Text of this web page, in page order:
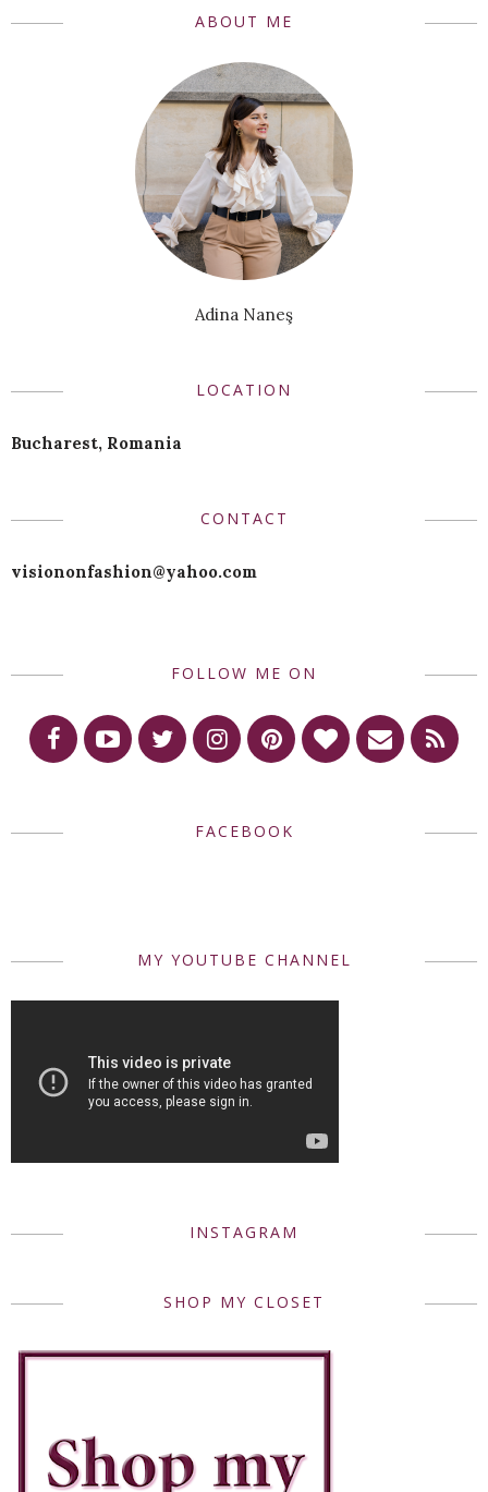
ABOUT ME
Adina Naneş
LOCATION
Bucharest, Romania
CONTACT
visiononfashion@yahoo.com
FOLLOW ME ON
FACEBOOK
MY YOUTUBE CHANNEL
INSTAGRAM
SHOP MY CLOSET